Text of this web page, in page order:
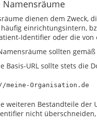
Namensräume
dienen dem Zweck,
einrichtungsintern,
Identifier oder die
sollten
Basis-URL sollte stets die
weiteren Bestandteile der
nicht überschneiden,